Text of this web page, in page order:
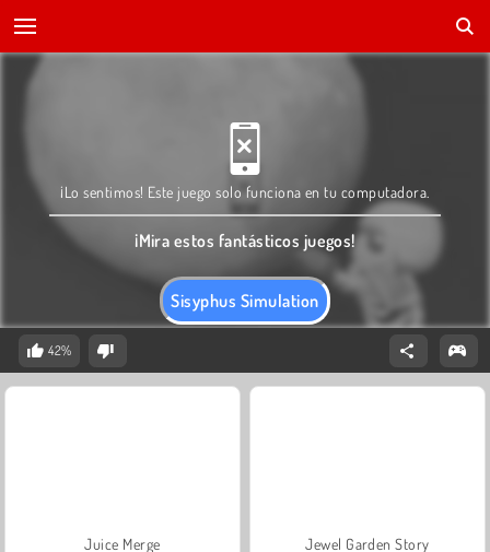
Sisyphus Simulation
¡Lo sentimos! Este juego solo funciona en tu computadora.
¡Mira estos fantásticos juegos!
42%
Juice Merge Jewel Garden Story